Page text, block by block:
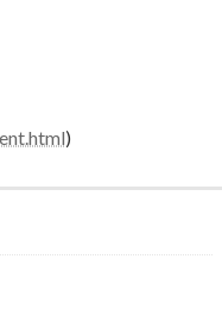
)